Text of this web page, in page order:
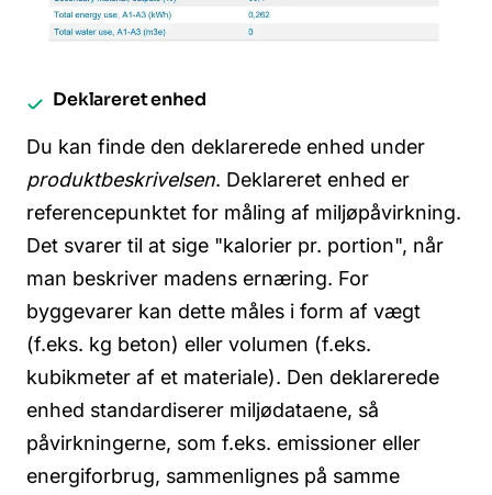
Deklareret enhed
Du kan finde den deklarerede enhed under
produktbeskrivelsen. Deklareret enhed er
referencepunktet for måling af miljøpåvirkning.
Det svarer til at sige "kalorier pr. portion", når
man beskriver madens ernæring. For
byggevarer kan dette måles i form af vægt
(f.eks. kg beton) eller volumen (f.eks.
kubikmeter af et materiale). Den deklarerede
enhed standardiserer miljødataene, så
påvirkningerne, som f.eks. emissioner eller
energiforbrug, sammenlignes på samme